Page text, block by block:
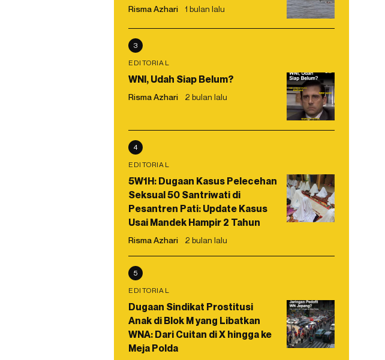
Risma Azhari 1 bulan lalu
3
EDITORIAL
WNI, Udah Siap Belum?
Risma Azhari 2 bulan lalu
4
EDITORIAL
5W1H: Dugaan Kasus Pelecehan
Seksual 50 Santriwati di
Pesantren Pati: Update Kasus
Usai Mandek Hampir 2 Tahun
Risma Azhari 2 bulan lalu
5
EDITORIAL
Dugaan Sindikat Prostitusi
Anak di Blok M yang Libatkan
WNA: Dari Cuitan di X hingga ke
Meja Polda